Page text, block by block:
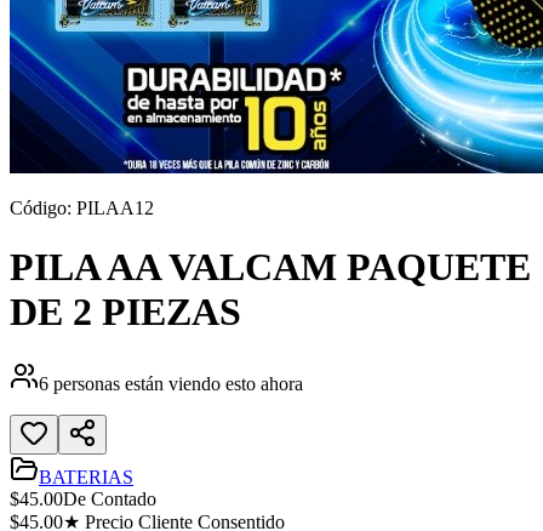
Código: PILAA12
PILA AA VALCAM PAQUETE
DE 2 PIEZAS
6 personas están viendo esto ahora
BATERIAS
$45.00De Contado
$45.00★ Precio Cliente Consentido